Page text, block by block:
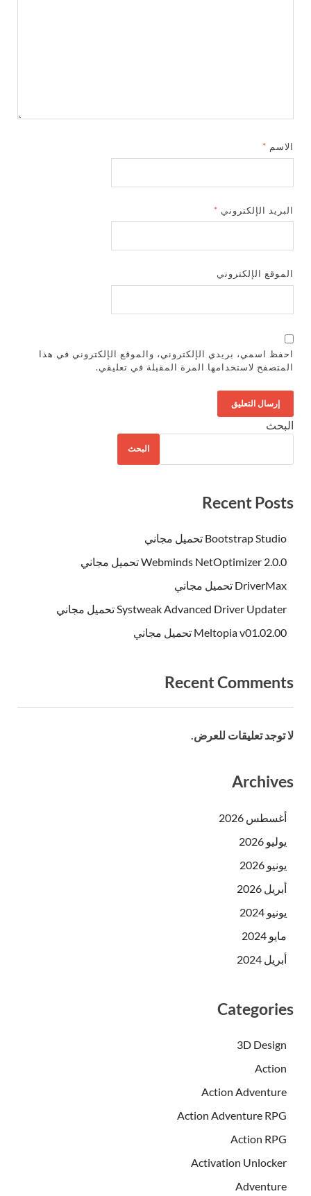
الاسم *
البريد الإلكتروني *
الموقع الإلكتروني
احفظ اسمي، بريدي الإلكتروني، والموقع الإلكتروني في هذا
المتصفح لاستخدامها المرة المقبلة في تعليقي.
البحث
البحث
Recent Posts
Bootstrap Studio تحميل مجاني
Webminds NetOptimizer 2.0.0 تحميل مجاني
DriverMax تحميل مجاني
Systweak Advanced Driver Updater تحميل مجاني
Meltopia v01.02.00 تحميل مجاني
Recent Comments
لا توجد تعليقات للعرض.
Archives
أغسطس 2026
يوليو 2026
يونيو 2026
أبريل 2026
يونيو 2024
مايو 2024
أبريل 2024
Categories
3D Design
Action
Action Adventure
Action Adventure RPG
Action RPG
Activation Unlocker
Adventure